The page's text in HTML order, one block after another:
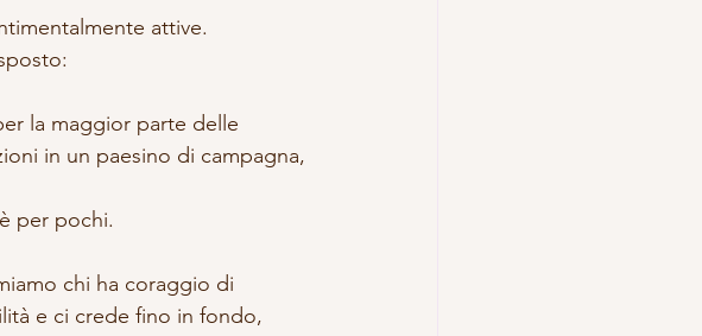
attive.
la maggior parte delle
in un paesino di campagna,
per pochi.
chi ha coraggio di
e ci crede fino in fondo,